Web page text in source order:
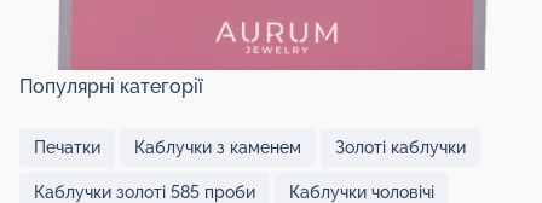
Популярні категорії
Печатки Каблучки з каменем Золоті каблучки
Каблучки золоті 585 проби Каблучки чоловічі